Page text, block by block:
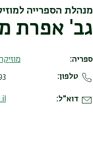
מנהלת הספרייה
גב' אפרת
ספריה
טלפון
דוא"ל